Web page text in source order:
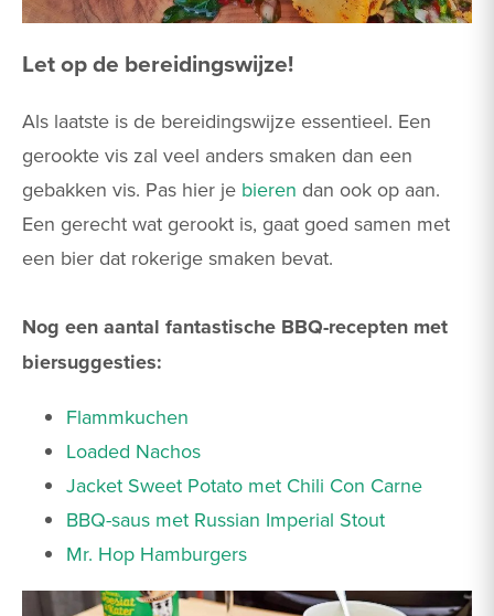
Let op de bereidingswijze!
Als laatste is de bereidingswijze essentieel. Een
gerookte vis zal veel anders smaken dan een
gebakken vis. Pas hier je bieren dan ook op aan.
Een gerecht wat gerookt is, gaat goed samen met
een bier dat rokerige smaken bevat.
Nog een aantal fantastische BBQ-recepten met
biersuggesties:
Flammkuchen
Loaded Nachos
Jacket Sweet Potato met Chili Con Carne
BBQ-saus met Russian Imperial Stout
Mr. Hop Hamburgers